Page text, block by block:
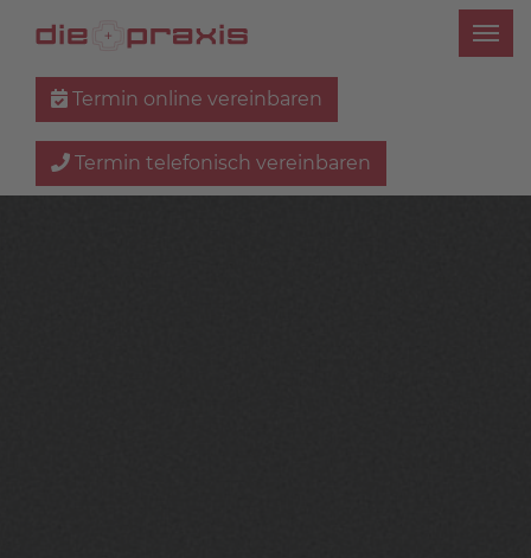
Termin online vereinbaren
Termin telefonisch vereinbaren